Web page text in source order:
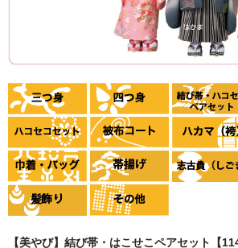
【美やび】結び帯・はこせこペアセット【